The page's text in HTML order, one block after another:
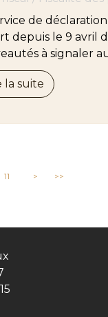
de
depuis le 9 avril
à signaler
la suite
11 > >>